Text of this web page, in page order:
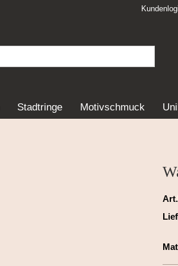
Stadtringe Motivschmuck